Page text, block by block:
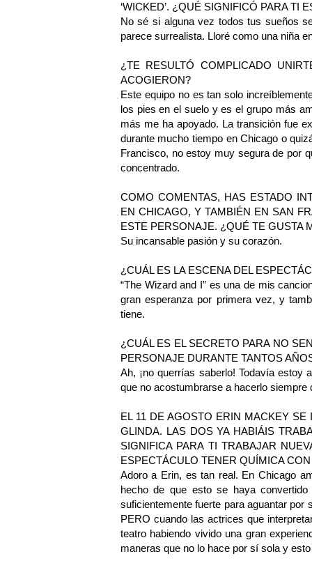
‘WICKED’. ¿QUÉ SIGNIFICÓ PARA TI
No sé si alguna vez todos tus sueños
parece surrealista. Lloré como una niña
¿TE RESULTÓ COMPLICADO
ACOGIERON?
Este equipo no es tan solo
los pies en el suelo y es el grupo más
más me ha apoyado. La transición fue
durante mucho tiempo en Chicago o
Francisco, no estoy muy segura de por
concentrado.
COMO COMENTAS, HAS ESTADO
EN CHICAGO, Y TAMBIÉN EN SAN
ESTE PERSONAJE. ¿QUÉ TE GUSTA
Su incansable pasión y su corazón.
¿CUÁL ES LA ESCENA DEL
“The Wizard and I” es una de mis
gran esperanza por primera vez, y
tiene.
¿CUÁL ES EL SECRETO PARA NO
PERSONAJE DURANTE TANTOS
Ah, ¡no querrías saberlo! Todavía estoy
que no acostumbrarse a hacerlo siempre
EL 11 DE AGOSTO ERIN MACKEY
GLINDA. LAS DOS YA HABIÁIS
SIGNIFICA PARA TI TRABAJAR
ESPECTÁCULO TENER QUÍMICA
Adoro a Erin, es tan real. En Chicago
hecho de que esto se haya
suficientemente fuerte para aguantar
PERO cuando las actrices que
teatro habiendo vivido una gran
maneras que no lo hace por sí sola y